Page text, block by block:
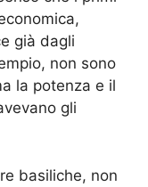
già dagli
non sono
la potenza e il
gli
basiliche, non